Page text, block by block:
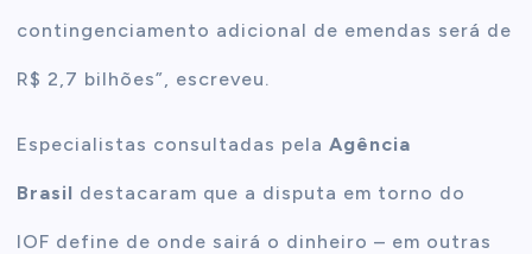
contingenciamento adicional de emendas será de
R$ 2,7 bilhões”, escreveu.
Especialistas consultadas pelaAgência
Brasil destacaram que a disputa em torno do
IOF define de onde sairá o dinheiro – em outras